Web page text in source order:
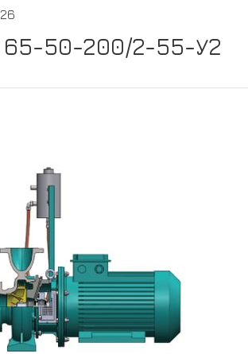
50-200/2-55-У2